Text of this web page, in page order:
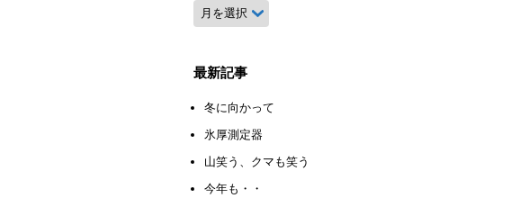
月
別
ー
イ
ブ
最新記事
冬に向かって
氷厚測定器
山笑う、クマも笑う
今年も・・